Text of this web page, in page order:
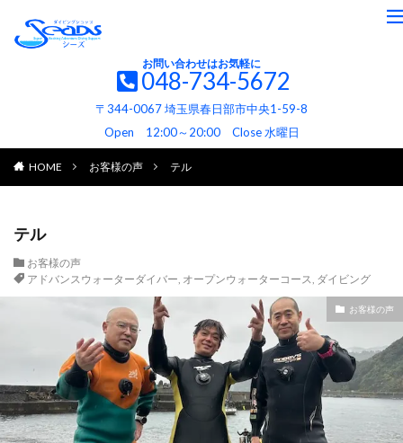
お問い合わせはお気軽に
048-734-5672
〒344-0067 埼玉県春日部市中央1-59-8
Open 12:00～20:00 Close 水曜日
HOME お客様の声 テル
テル
お客様の声
アドバンスウォーターダイバー, オープンウォーターコース, ダイビング
お客様の声